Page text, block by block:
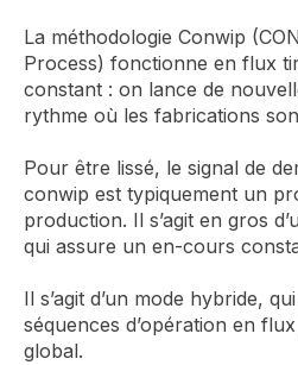
La méthodologie Conwip
Process) fonctionne en flux
constant : on lance de
rythme où les fabrications
Pour être lissé, le signal de
conwip est typiquement un
production. Il s’agit en gros
qui assure un en-cours
Il s’agit d’un mode hybride,
séquences d’opération en
global.